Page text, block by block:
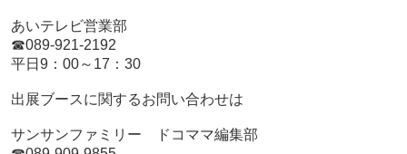
あいテレビ営業部
☎089-921-2192
平日9：00～17：30
出展ブースに関するお問い合わせは
サンサンファミリー ドコママ編集部